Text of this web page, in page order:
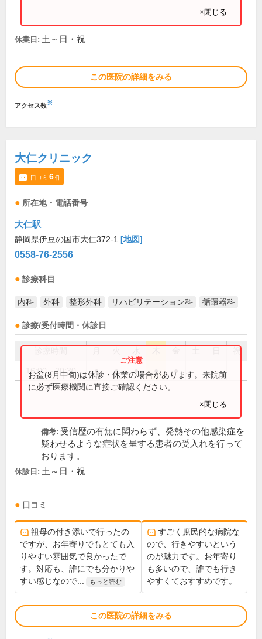
×閉じる
休業日: 土～日・祝
この医院の詳細をみる
アクセス数※
大仁クリニック
口コミ 6件
所在地・電話番号
大仁駅
静岡県伊豆の国市大仁372-1 [地図]
0558-76-2556
診療科目
内科 外科 整形外科 リハビリテーション科 循環器科
診療/受付時間・休診日
祝
16:00～20:30 ● ● ● ● ●
お盆(8月中旬)は休診・休業の場合があります。来院前
に必ず医療機関に直接ご確認ください。
×閉じる
備考: 受信歴の有無に関わらず、発熱その他感染症を
疑わせるような症状を呈する患者の受入れを行って
おります。
休診日: 土～日・祝
口コミ
祖母の付き添いで行ったの
ですが、お年寄りでもとても入
りやすい雰囲気で良かったで
す。対応も、誰にでも分かりや
すい感じなので...
もっと読む
すごく庶民的な病院な
ので、行きやすいという
のが魅力です。お年寄り
も多いので、誰でも行き
やすくておすすめです。
この医院の詳細をみる